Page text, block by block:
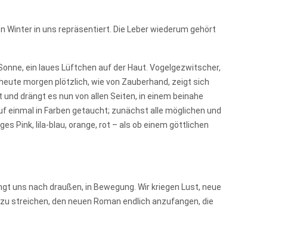
Winter in uns repräsentiert. Die Leber wiederum gehört
ein laues Lüftchen auf der Haut. Vogelgezwitscher,
morgen plötzlich, wie von Zauberhand, zeigt sich
drängt es nun von allen Seiten, in einem beinahe
einmal in Farben getaucht; zunächst alle möglichen und
Pink, lila-blau, orange, rot – als ob einem göttlichen
uns nach draußen, in Bewegung. Wir kriegen Lust, neue
streichen, den neuen Roman endlich anzufangen, die